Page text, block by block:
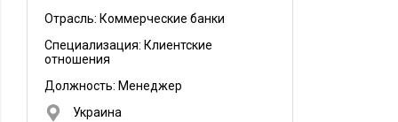
Отрасль: Коммерческие банки
Специализация: Клиентские
отношения
Должность: Менеджер
Украина